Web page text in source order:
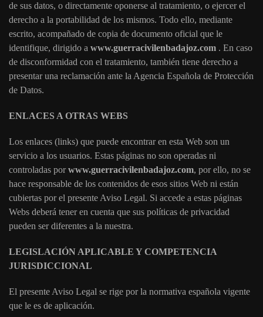
de sus datos, o directamente oponerse al tratamiento, o ejercer el
derecho a la portabilidad de los mismos. Todo ello, mediante
escrito, acompañado de copia de documento oficial que le
identifique, dirigido a www.guerracivilenbadajoz.com . En caso
de disconformidad con el tratamiento, también tiene derecho a
presentar una reclamación ante la Agencia Española de Protección
de Datos.
ENLACES A OTRAS WEBS
Los enlaces (links) que puede encontrar en esta Web son un
servicio a los usuarios. Estas páginas no son operadas ni
controladas porwww.guerracivilenbadajoz.com, por ello, no se
hace responsable de los contenidos de esos sitios Web ni están
cubiertas por el presente Aviso Legal. Si accede a estas páginas
Webs deberá tener en cuenta que sus políticas de privacidad
pueden ser diferentes a la nuestra.
LEGISLACIÓN APLICABLE Y COMPETENCIA
JURISDICCIONAL
El presente Aviso Legal se rige por la normativa española vigente
que le es de aplicación.